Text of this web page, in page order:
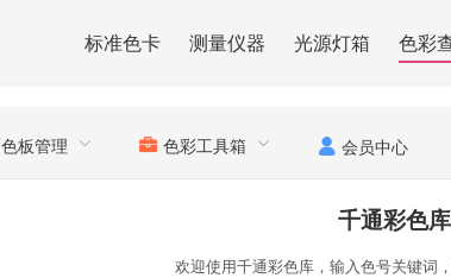
标准色卡 测量仪器 光源灯箱 色彩
色板管理 色彩工具箱 会员中心
千通彩色库
欢迎使用千通彩色库，输入色号关键词